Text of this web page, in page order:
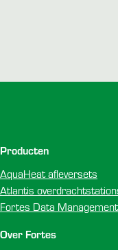
Producten
AquaHeat afleversets
Atlantis
Fortes Data Management
Over Fortes